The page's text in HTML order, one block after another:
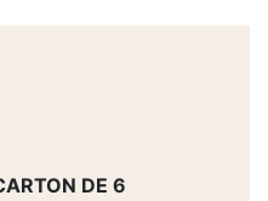
DE 6